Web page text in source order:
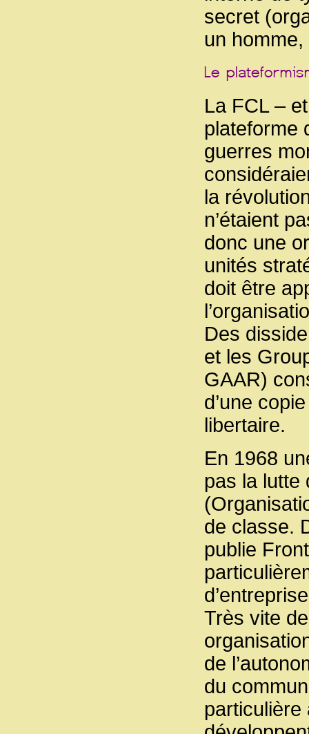
secret
un
La FCL –
plateforme
guerres
la
n’étaient
donc une
unités
doit être
Des
et les
GAAR)
d’une
libertaire.
En 1968
pas la lutte
de classe.
publie
Très vite
de
du